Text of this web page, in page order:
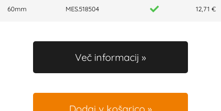
60mm MES.518504 12,71 €
Več informacij